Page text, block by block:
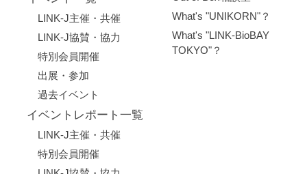
LINK-J主催・共催
LINK-J協賛・協力
特別会員開催
出展・参加
過去イベント
イベントレポート一覧
LINK-J主催・共催
特別会員開催
What's "UNIKORN"？
What's "LINK-BioBAY
TOKYO"？